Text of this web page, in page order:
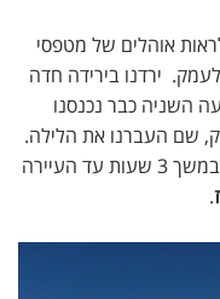
אוהלים של מטפסי
ירדנו בירידה חדה
השניה כבר נכנסנו
שם העברנו את הלילה.
במשך 3 שעות עד העיירה
.